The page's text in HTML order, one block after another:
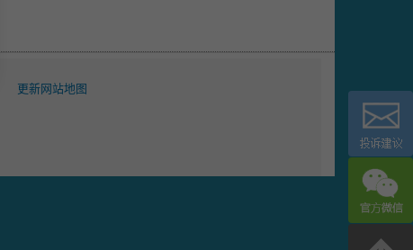
更新网站地图